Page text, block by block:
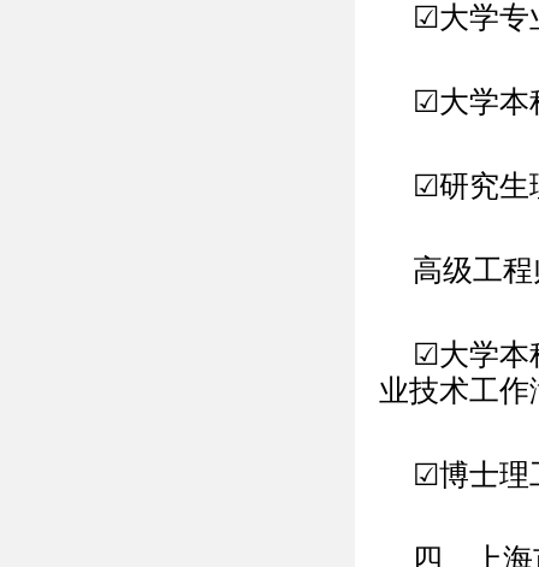
☑大学专
☑大学本
☑研究生
高级工
☑大学本
业技术工作
☑博士理
四、上